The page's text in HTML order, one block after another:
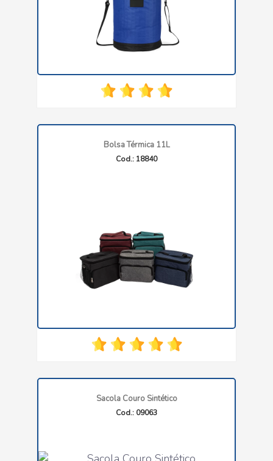
Bolsa Térmica 11L
Cod.: 18840
Sacola Couro Sintético
Cod.: 09063